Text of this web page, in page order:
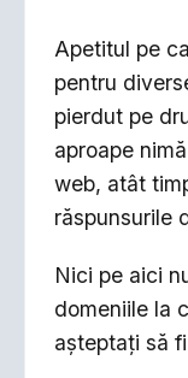
Apetitul pe
pentru
pierdut pe
aproape
web, atât
răspunsurile
Nici pe aici
domeniile la
așteptați să